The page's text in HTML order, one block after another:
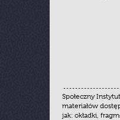
Społeczny
materiałów
jak: okładki,